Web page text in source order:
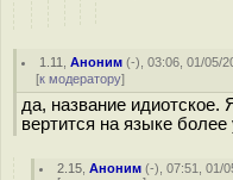
1.11 ,Аноним (-), 03:06, 01/05/
[к модератору]
да, название
вертится на языке
2.15 ,Аноним (-), 07:51, 01/